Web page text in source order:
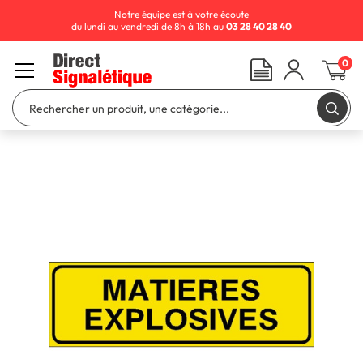
Notre équipe est à votre écoute
du lundi au vendredi de 8h à 18h au 03 28 40 28 40
0